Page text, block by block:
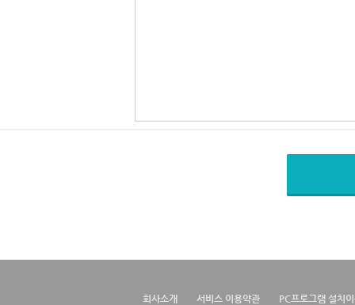
회사소개 서비스 이용약관 PC프로그램 설치